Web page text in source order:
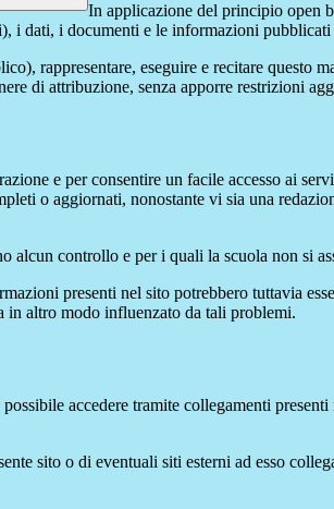
In applicazione del principio open
i dati, i documenti e le informazioni
rappresentare, eseguire e recitare questo
di attribuzione, senza apporre restrizioni
e per consentire un facile accesso ai
o aggiornati, nonostante vi sia una
controllo e per i quali la scuola non si
presenti nel sito potrebbero tuttavia
in altro modo influenzato da tali problemi.
accedere tramite collegamenti
sito o di eventuali siti esterni ad esso